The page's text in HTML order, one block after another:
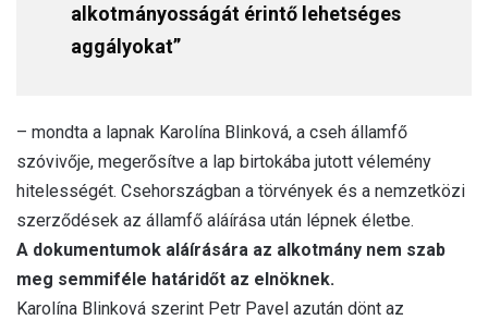
alkotmányosságát érintő lehetséges
aggályokat”
– mondta a lapnak Karolína Blinková, a cseh államfő
szóvivője, megerősítve a lap birtokába jutott vélemény
hitelességét. Csehországban a törvények és a nemzetközi
szerződések az államfő aláírása után lépnek életbe.
A dokumentumok aláírására az alkotmány nem szab
meg semmiféle határidőt az elnöknek.
Karolína Blinková szerint Petr Pavel azután dönt az